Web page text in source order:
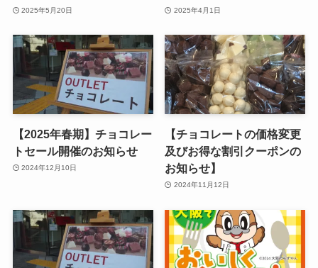
2025年5月20日 2025年4月1日
【2025年春期】チョコレー
トセール開催のお知らせ
2024年12月10日
【チョコレートの価格変更
及びお得な割引クーポンの
お知らせ】
2024年11月12日